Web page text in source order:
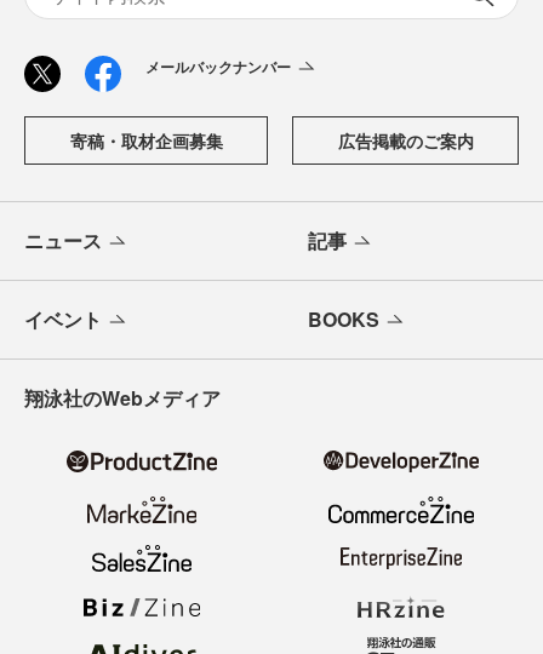
メールバックナンバー
寄稿・取材企画募集 広告掲載のご案内
ニュース 記事
イベント BOOKS
翔泳社のWebメディア